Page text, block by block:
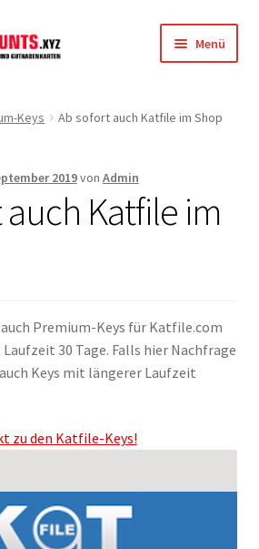
Menü
Keys Ab sofort auch Katfile im Shop
2019von Admin
Katfile im
Premium-Keys für Katfile.com
30 Tage. Falls hier Nachfrage
Keys mit längerer Laufzeit
zu den Katfile-Keys!